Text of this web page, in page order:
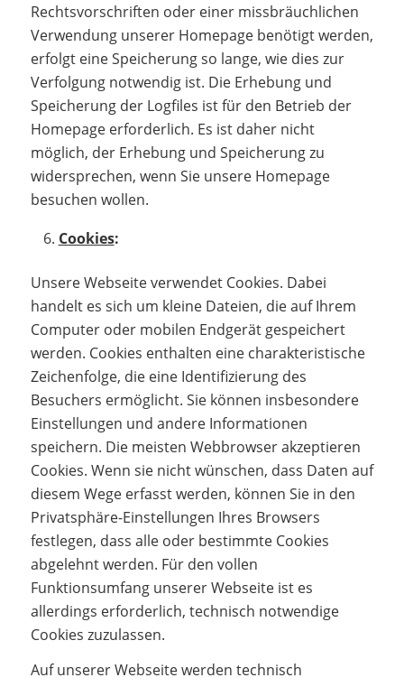
Rechtsvorschriften oder einer missbräuchlichen
Verwendung unserer Homepage benötigt werden,
erfolgt eine Speicherung so lange, wie dies zur
Verfolgung notwendig ist. Die Erhebung und
Speicherung der Logfiles ist für den Betrieb der
Homepage erforderlich. Es ist daher nicht
möglich, der Erhebung und Speicherung zu
widersprechen, wenn Sie unsere Homepage
besuchen wollen.
Cookies:
Unsere Webseite verwendet Cookies. Dabei
handelt es sich um kleine Dateien, die auf Ihrem
Computer oder mobilen Endgerät gespeichert
werden. Cookies enthalten eine charakteristische
Zeichenfolge, die eine Identifizierung des
Besuchers ermöglicht. Sie können insbesondere
Einstellungen und andere Informationen
speichern. Die meisten Webbrowser akzeptieren
Cookies. Wenn sie nicht wünschen, dass Daten auf
diesem Wege erfasst werden, können Sie in den
Privatsphäre-Einstellungen Ihres Browsers
festlegen, dass alle oder bestimmte Cookies
abgelehnt werden. Für den vollen
Funktionsumfang unserer Webseite ist es
allerdings erforderlich, technisch notwendige
Cookies zuzulassen.
Auf unserer Webseite werden technisch